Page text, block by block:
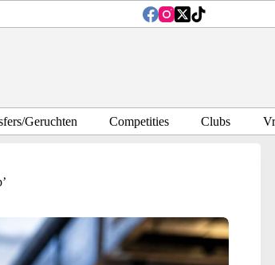
Geruchten Competities Clubs